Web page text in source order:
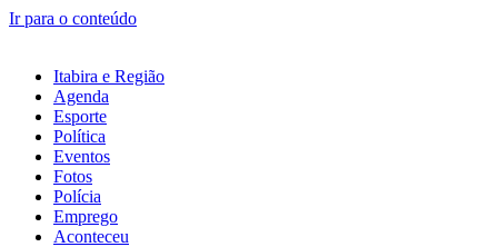
Ir para o conteúdo
Itabira e Região
Agenda
Esporte
Política
Eventos
Fotos
Polícia
Emprego
Aconteceu